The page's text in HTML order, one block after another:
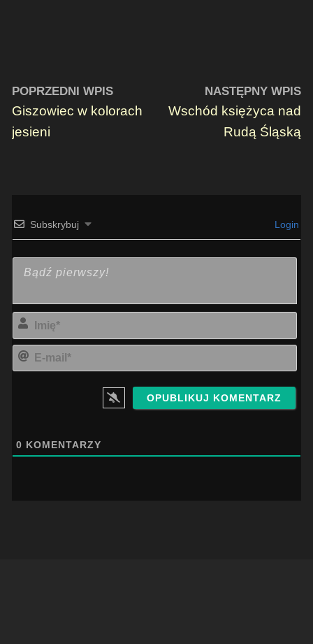
POPRZEDNI WPIS
Giszowiec w kolorach
jesieni
NASTĘPNY WPIS
Wschód księżyca nad
Rudą Śląską
Subskrybuj Login
E-
0 KOMENTARZY